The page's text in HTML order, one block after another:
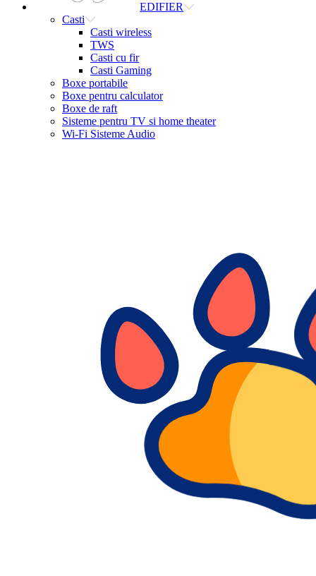
EDIFIER
Casti
Casti wireless
TWS
Casti cu fir
Casti Gaming
Boxe portabile
Boxe pentru calculator
Boxe de raft
Sisteme pentru TV si home theater
Wi-Fi Sisteme Audio